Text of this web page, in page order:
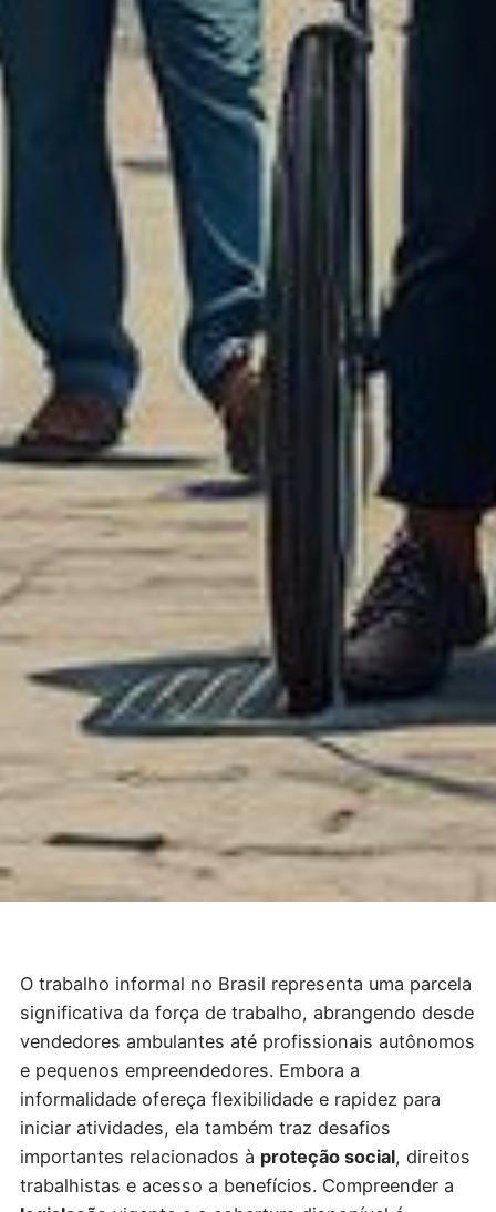
O trabalho informal no Brasil representa uma parcela
significativa da força de trabalho, abrangendo desde
vendedores ambulantes até profissionais autônomos
e pequenos empreendedores. Embora a
informalidade ofereça flexibilidade e rapidez para
iniciar atividades, ela também traz desafios
importantes relacionados à proteção social, direitos
trabalhistas e acesso a benefícios. Compreender a